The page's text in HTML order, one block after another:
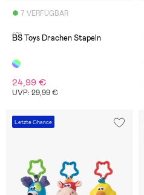
7 VERFÜGBAR
(0)
BS Toys Drachen Stapeln
24,99 €
UVP: 29,99 €
Letzte Chance